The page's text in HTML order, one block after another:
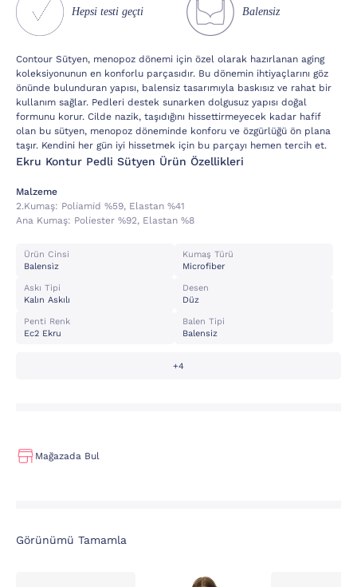
Hepsi testi geçti Balensiz
Contour Sütyen, menopoz dönemi için özel olarak hazırlanan aging
koleksiyonunun en konforlu parçasıdır. Bu dönemin ihtiyaçlarını göz
önünde bulunduran yapısı, balensiz tasarımıyla baskısız ve rahat bir
kullanım sağlar. Pedleri destek sunarken dolgusuz yapısı doğal
formunu korur. Cilde nazik, taşıdığını hissettirmeyecek kadar hafif
olan bu sütyen, menopoz döneminde konforu ve özgürlüğü ön plana
taşır. Kendini her gün iyi hissetmek için bu parçayı hemen tercih et.
Ekru Kontur Pedli Sütyen Ürün Özellikleri
Malzeme
2.kumaş: Poli̇ami̇d %59, Elastan %41
Ana Kumaş: Poli̇ester %92, Elastan %8
Ürün Cinsi
Balensi̇z
Kumaş Türü
Microfiber
Askı Tipi
Kalın Askılı
Desen
Düz
Penti Renk
Ec2 Ekru
Balen Tipi
Balensiz
+4
Mağazada Bul
Görünümü Tamamla